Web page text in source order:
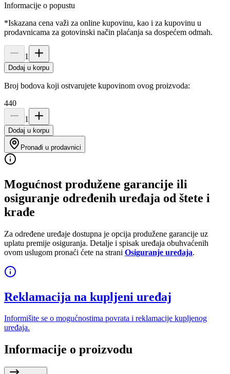
Informacije o popustu
*Iskazana cena važi za online kupovinu, kao i za kupovinu u
prodavnicama za gotovinski način plaćanja sa dospećem odmah.
1
Dodaj u korpu
Broj bodova koji ostvarujete kupovinom ovog proizvoda:
440
1
Dodaj u korpu
Pronađi u prodavnici
Mogućnost produžene garancije ili
osiguranje određenih uređaja od štete i
krađe
Za određene uređaje dostupna je opcija produžene garancije uz
uplatu premije osiguranja. Detalje i spisak uređaja obuhvaćenih
ovom uslugom pronaći ćete na strani Osiguranje uređaja.
Reklamacija na kupljeni uređaj
Informišite se o mogućnostima povrata i reklamacije kupljenog
uređaja.
Informacije o proizvodu